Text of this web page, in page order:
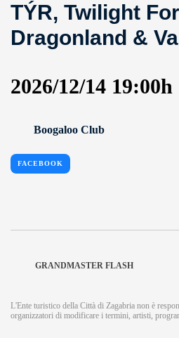
TÝR, Twilight
Dragonland &
2026/12/14 19:00h
Boogaloo Club
FACEBOOK
GRANDMASTER FLASH
L'Ente turistico della Città di Zagabria non è
organizzatori di modificare i termini, artisti,